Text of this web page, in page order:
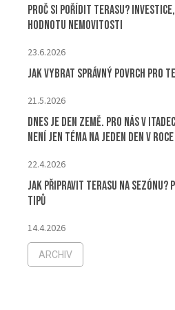
Proč si pořídit terasu?
hodnotu nemovitosti
23.6.2026
Jak vybrat správný povrch pro
21.5.2026
Dnes je Den Země. Pro nás v
není jen téma na jeden den v roce
22.4.2026
Jak připravit terasu na sezónu?
tipů
14.4.2026
ARCHIV